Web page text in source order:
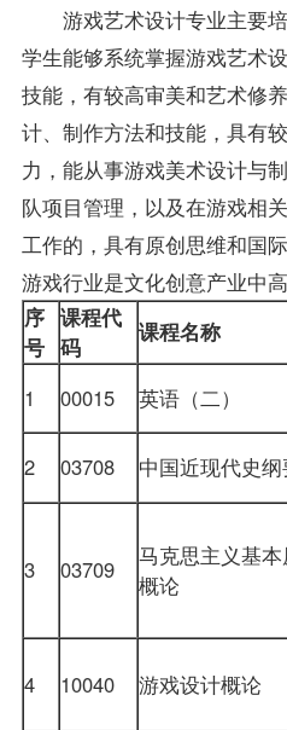
游戏艺术设计专业主要
学生能够系统掌握游戏艺术
技能，有较高审美和艺术修
计、制作方法和技能，具有
力，能从事游戏美术设计与
队项目管理，以及在游戏相
工作的，具有原创思维和国
游戏行业是文化创意产业中高
序
号
课程代
码
课程名称
1 00015 英语（二）
2 03708 中国近现代史
3 03709
马克思主义基本
概论
4 10040 游戏设计概论